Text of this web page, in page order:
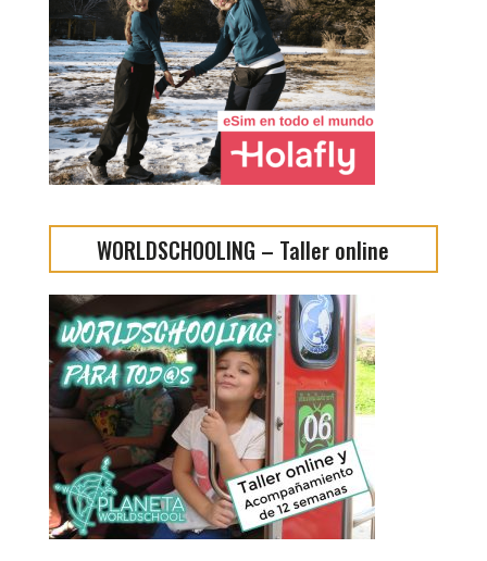
WORLDSCHOOLING – Taller online